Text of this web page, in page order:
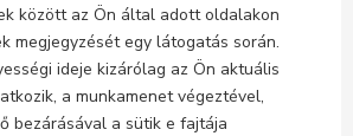
között az Ön által adott oldalakon
megjegyzését egy látogatás során.
ideje kizárólag az Ön aktuális
a munkamenet végeztével,
bezárásával a sütik e fajtája